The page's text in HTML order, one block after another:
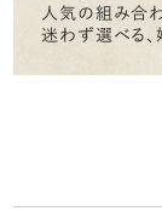
人気の組み合
迷わず選べる